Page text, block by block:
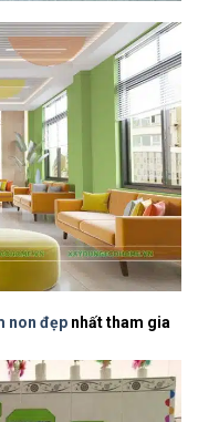
non đẹp nhất tham gia